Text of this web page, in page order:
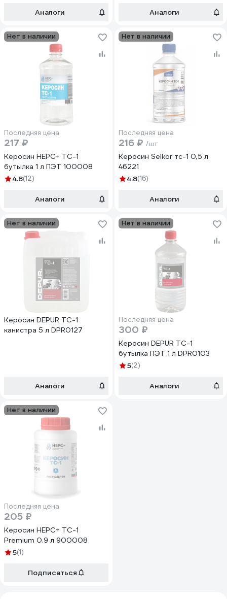
Аналоги Аналоги
Нет в наличии
Последняя цена
217 ₽
Керосин НЕРС+ ТС-1
бутылка 1 л ПЭТ 100008
4.8(12)
Аналоги
Нет в наличии
Последняя цена
216 ₽ /шт
Керосин Selkor тс-1 0,5 л
46221
4.8(16)
Аналоги
Нет в наличии
Керосин DEPUR ТС-1
канистра 5 л DPR0127
Аналоги
Нет в наличии
Последняя цена
300 ₽
Керосин DEPUR ТС-1
бутылка ПЭТ 1 л DPR0103
5(2)
Аналоги
Нет в наличии
Последняя цена
205 ₽
Керосин НЕРС+ ТС-1
Premium 0.9 л 900008
5(1)
Подписаться